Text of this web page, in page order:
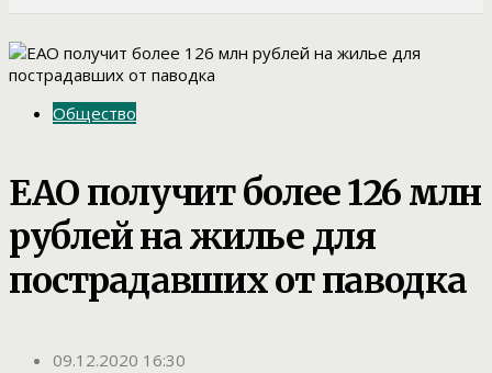
Общество
ЕАО получит более 126 млн
рублей на жилье для
пострадавших от паводка
09.12.2020 16:30